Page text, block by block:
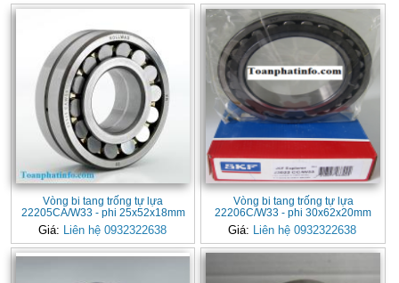
Vòng bi tang trống tự lựa
22205CA/W33 - phi 25x52x18mm
Giá: Liên hệ 0932322638
Vòng bi tang trống tự lựa
22206C/W33 - phi 30x62x20mm
Giá: Liên hệ 0932322638